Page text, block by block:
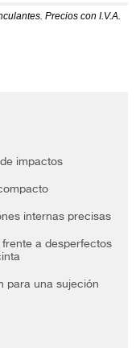
Precios con I.V.A.
impactos
internas precisas
a desperfectos
para una sujeción